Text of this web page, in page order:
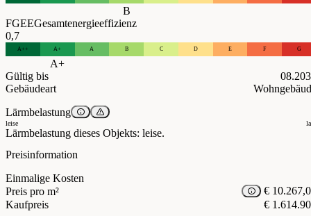
B
FGEEGesamtenergieeffizienz
0,7
A++ A+ A B C D E F G
A+
Gültig bis
Gebäudeart
Lärmbelastung
leise
Lärmbelastung dieses Objekts: leise.
Preisinformation
Einmalige Kosten
Preis pro m²
€
Kaufpreis
€